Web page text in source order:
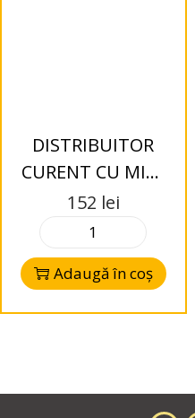
DISTRIBUITOR
CURENT CU MINI
ANL 1-2 Audio
System
152 lei
Adaugă în coș